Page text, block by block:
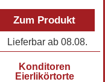
Zum Produkt
Lieferbar ab 08.08.
Konditoren
Eierlikörtorte